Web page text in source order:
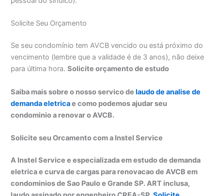
Solicite Seu Orçamento
Se seu condomínio tem AVCB vencido ou está próximo do
vencimento (lembre que a validade é de 3 anos), não deixe
para última hora.Solicite orçamento de estudo
Saiba mais sobre o nosso servico delaudo de analise de
demanda eletricae como podemos ajudar seu
condominio a renovar o AVCB.
Solicite seu Orcamento com a Instel Service
A Instel Service e especializada em estudo de demanda
eletrica e curva de cargas para renovacao de AVCB em
condominios de Sao Paulo e Grande SP. ART inclusa,